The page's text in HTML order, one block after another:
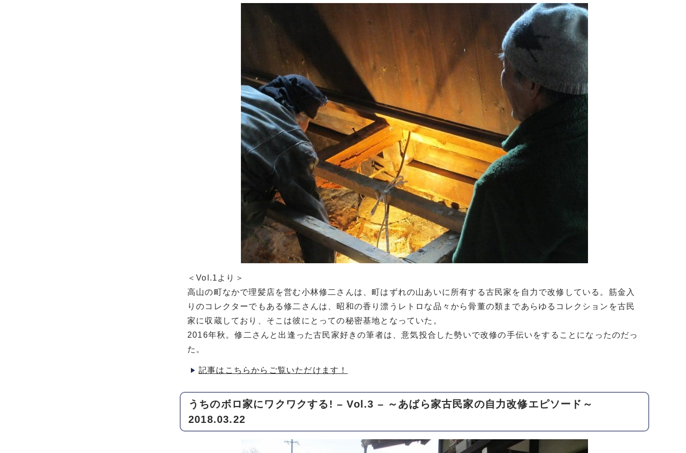
＜Vol.1より＞
高山の町なかで理髪店を営む小林修二さんは、町はずれの山あいに所有する古民家を自力で改修している。筋金入
りのコレクターでもある修二さんは、昭和の香り漂うレトロな品々から骨董の類まであらゆるコレクションを古民
家に収蔵しており、そこは彼にとっての秘密基地となっていた。
2016年秋。修二さんと出逢った古民家好きの筆者は、意気投合した勢いで改修の手伝いをすることになったのだっ
た。
記事はこちらからご覧いただけます！
うちのボロ家にワクワクする! – Vol.3 – ～あばら家古民家の自力改修エピソード～
2018.03.22